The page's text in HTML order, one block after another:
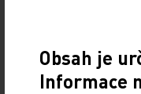
tobolek o síle 100
nejlépe s jídlem.
Obsah je
Informace